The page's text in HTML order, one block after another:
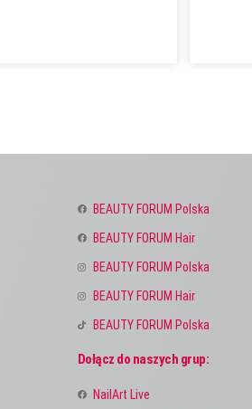
BEAUTY FORUM Polska
BEAUTY FORUM Hair
BEAUTY FORUM Polska
BEAUTY FORUM Hair
BEAUTY FORUM Polska
Dołącz do naszych grup:
NailArt Live